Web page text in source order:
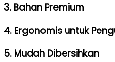
3. Bahan Premium
4. Ergonomis untuk
5. Mudah Dibersihkan